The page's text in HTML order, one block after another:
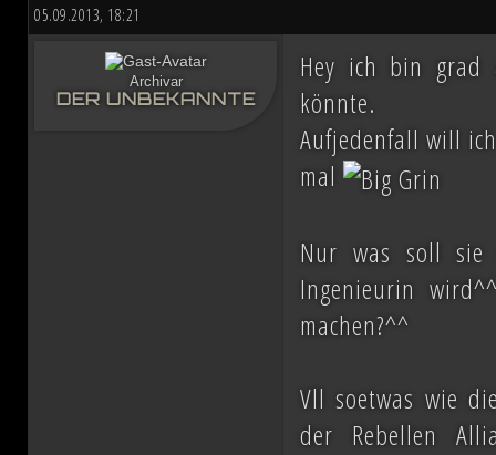
ihn mit der Einnahme von
Eindruck einer erneuten
Schachzüge sichert sich
beschwört die Vernichtung aller
Düstere Zeiten ziehen auf.
Schlacht von Endor noch den
nun in weiter Ferne. Der Entscheid
Planeten aussehen wird....
05.09.2013, 18:21
Archivar
DER UNBEKANNTE
Hey ich bin grad
könnte.
Aufjedenfall will
mal
Nur was soll sie
Ingenieurin
machen?^^
Vll soetwas wie
der Rebellen